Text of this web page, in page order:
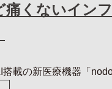
痛くないイン
搭載の新医療機器「